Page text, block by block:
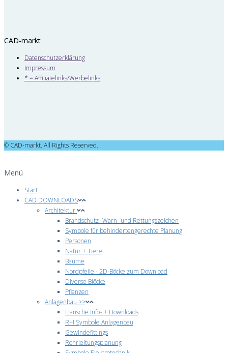
CAD-markt
Datenschutzerklärung
Impressum
* = Affiliatelinks/Werbelinks
© CAD-markt. All Rights Reserved.
Menü
Start
CAD DOWNLOADS
Architektur
Brandschutz- Warn- und Rettungszeichen
Symbole für behindertengerechte Planung
Personen
Natur + Tiere
Bäume
Nordpfeile - 2D-Böcke zum Download
Diverse Blöcke
Pflanzen
Anlagenbau >>
Flansche Infos + Downloads
R+I Symbole Anlagenbau
Gewindefittings
Rohrleitungsplanung